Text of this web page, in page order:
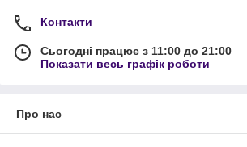
Контакти
Сьогодні працює з 11:00 до 21:00
Показати весь графік роботи
Про нас